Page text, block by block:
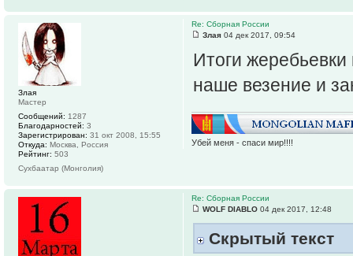
Re: Сборная России
Злая 04 дек 2017, 09:54
Итоги
наше везение и
Убей меня - спаси мир!!!!
Злая
Мастер
Сообщений: 1287
Благодарностей: 3
Зарегистрирован: 31 окт 2008, 15:55
Откуда: Москва, Россия
Рейтинг: 503
Сухбаатар (Монголия)
Re: Сборная России
WOLF DIABLO 04 дек 2017, 12:48
Скрытый текст